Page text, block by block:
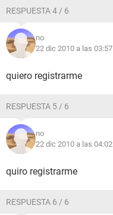
RESPUESTA 4 / 6
no
22 dic 2010 a las 03:57
quiero registrarme
RESPUESTA 5 / 6
no
22 dic 2010 a las 04:02
quiro registrarme
RESPUESTA 6 / 6